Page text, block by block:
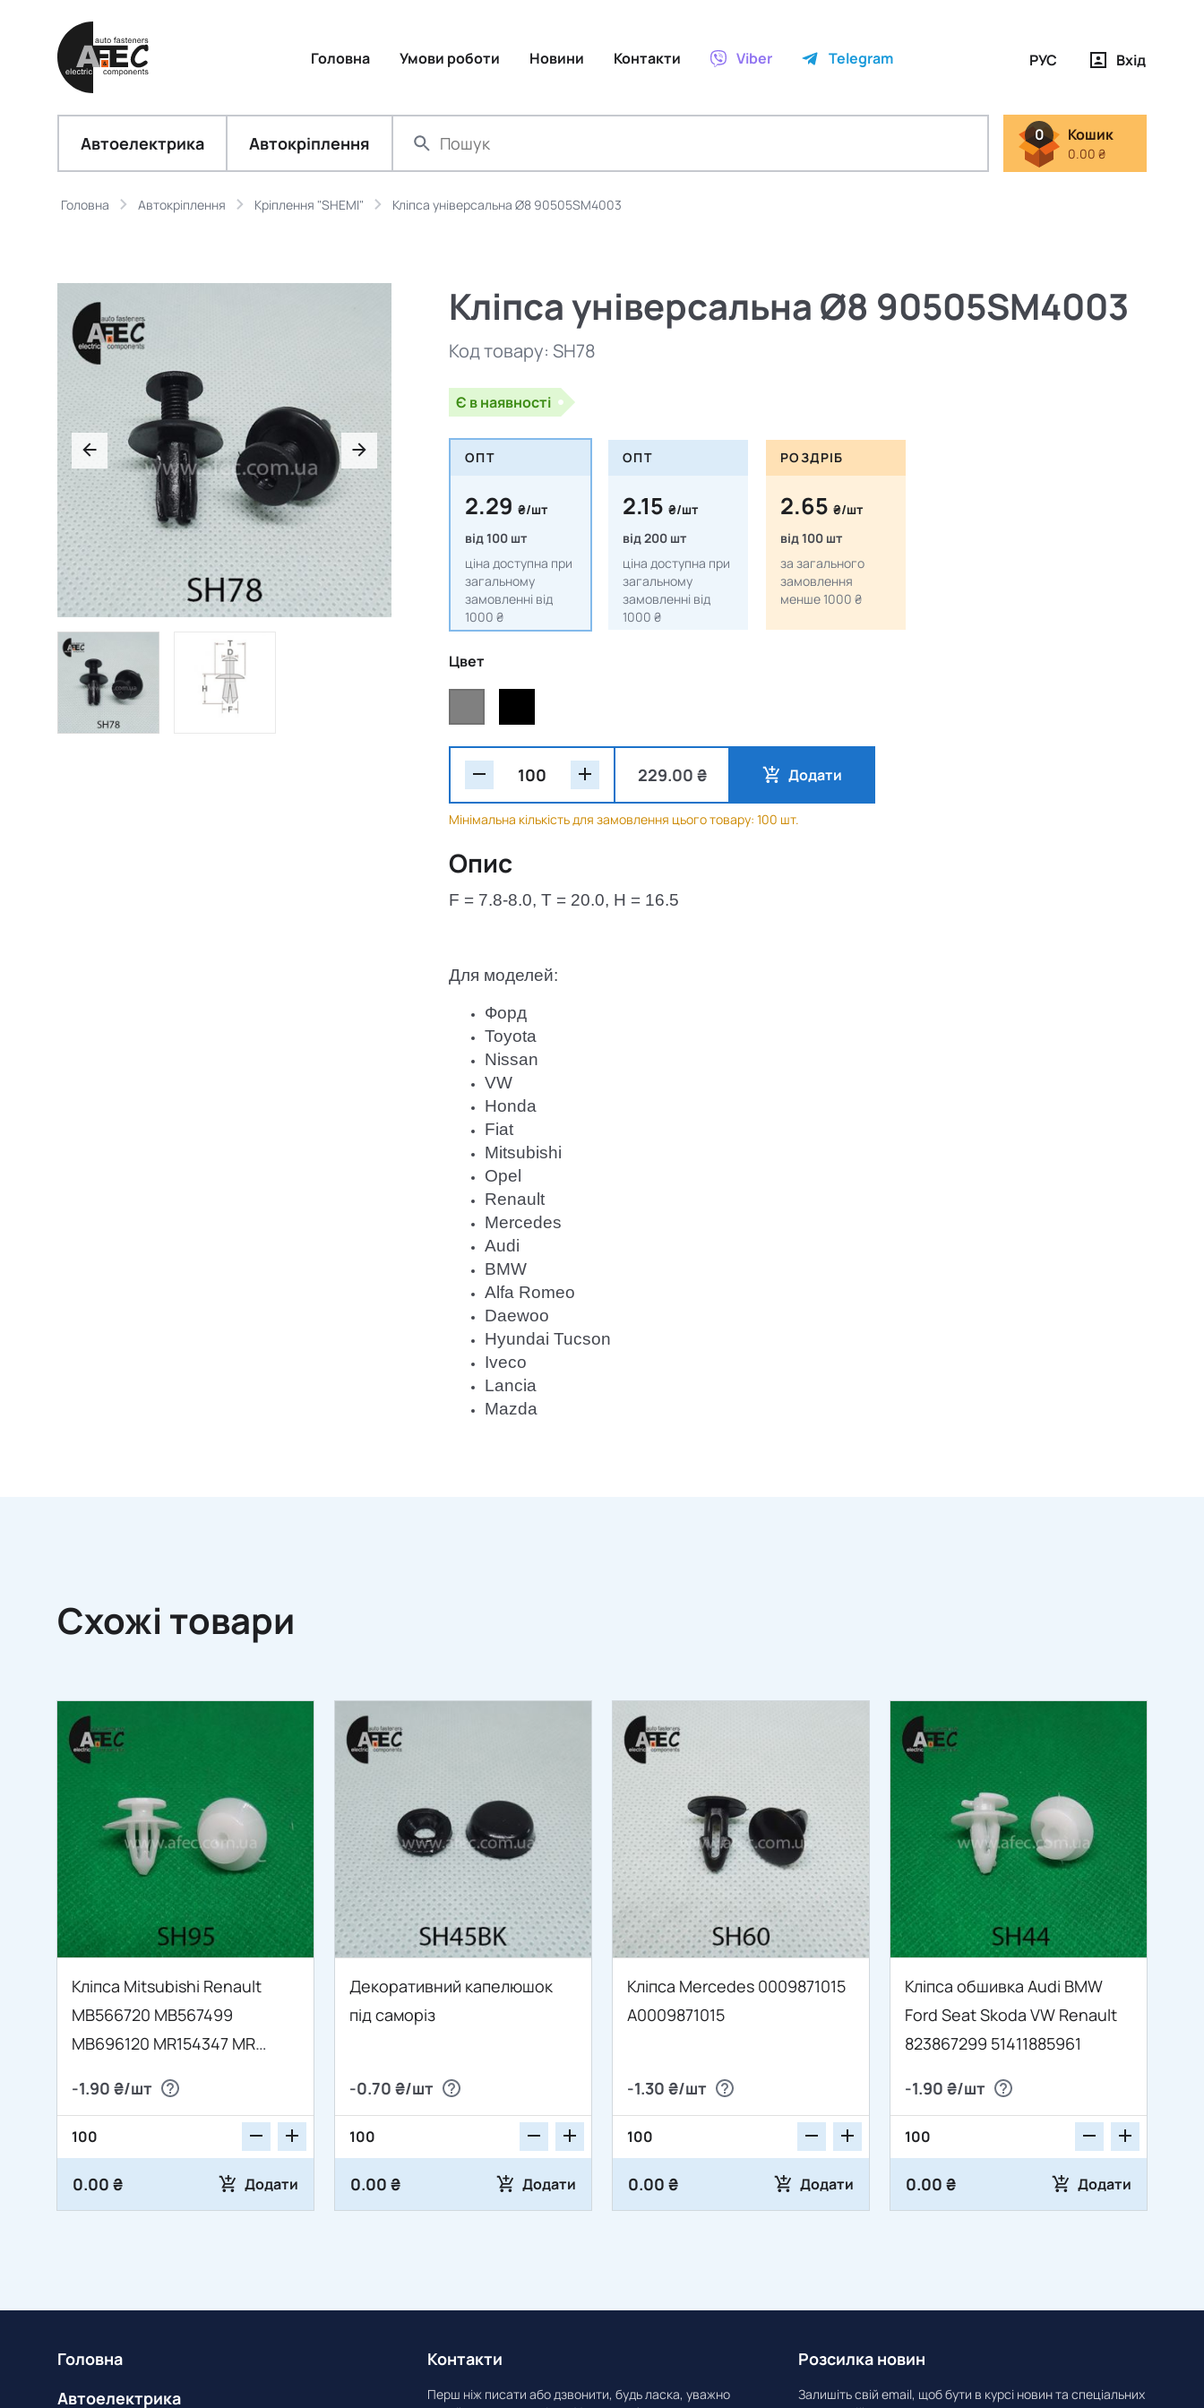
Головна Умови роботи Новини Контакти Viber Telegram РУС Вхід
Автоелектрика Автокріплення 0 Кошик
0.00 ₴
Головна Автокріплення Кріплення "SHEMI" Кліпса універсальна Ø8 90505SM4003
Кліпса універсальна Ø8 90505SM4003
Код товару:SH78
Є в наявності
ОПТ
2.29₴/шт
від 100 шт
ціна доступна при
загальному
замовленні від
1000 ₴
ОПТ
2.15₴/шт
від 200 шт
ціна доступна при
загальному
замовленні від
1000 ₴
РОЗДРІБ
2.65₴/шт
від 100 шт
за загального
замовлення
менше 1000 ₴
Цвет
229.00 ₴ Додати
Мінімальна кількість для замовлення цього товару: 100 шт.
Опис
F = 7.8-8.0, T = 20.0, H = 16.5
Для моделей:
Форд
Toyota
Nissan
VW
Honda
Fiat
Mitsubishi
Opel
Renault
Mercedes
Audi
BMW
Alfa Romeo
Daewoo
Hyundai Tucson
Iveco
Lancia
Mazda
Схожі товари
Кліпса Mitsubishi Renault
MB566720 MB567499
MB696120 MR154347 MR
-1.90 ₴/шт
0.00 ₴ Додати
Декоративний капелюшок
під саморіз
-0.70 ₴/шт
0.00 ₴ Додати
Кліпса Mercedes 0009871015
A0009871015
-1.30 ₴/шт
0.00 ₴ Додати
Кліпса обшивка Audi BMW
Ford Seat Skoda VW Renault
823867299 51411885961
-1.90 ₴/шт
0.00 ₴ Додати
Головна
Автоелектрика
Контакти
Перш ніж писати або дзвонити, будь ласка, уважно
Розсилка новин
Залишіть свій email, щоб бути в курсі новин та спеціальних